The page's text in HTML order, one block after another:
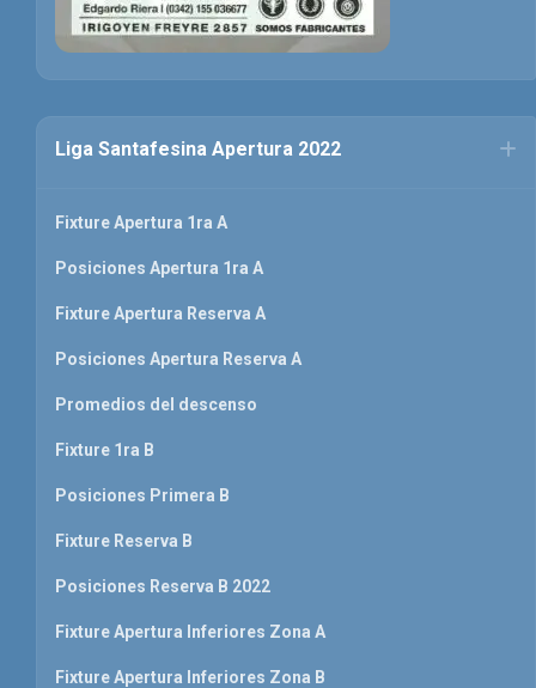
Liga Santafesina Apertura 2022
Fixture Apertura 1ra A
Posiciones Apertura 1ra A
Fixture Apertura Reserva A
Posiciones Apertura Reserva A
Promedios del descenso
Fixture 1ra B
Posiciones Primera B
Fixture Reserva B
Posiciones Reserva B 2022
Fixture Apertura Inferiores Zona A
Fixture Apertura Inferiores Zona B